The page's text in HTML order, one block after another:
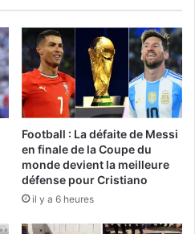
Football : La défaite de Messi
en finale de la Coupe du
monde devient la meilleure
défense pour Cristiano
il y a 6 heures